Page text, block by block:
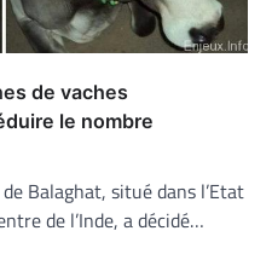
de vaches
le nombre
Balaghat, situé dans l’Etat
de l’Inde, a décidé…